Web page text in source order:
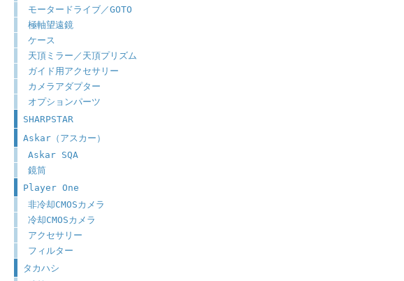
モータードライブ／GOTO
極軸望遠鏡
ケース
天頂ミラー／天頂プリズム
ガイド用アクセサリー
カメラアダプター
オプションパーツ
SHARPSTAR
Askar（アスカー）
Askar SQA
鏡筒
Player One
非冷却CMOSカメラ
冷却CMOSカメラ
アクセサリー
フィルター
タカハシ